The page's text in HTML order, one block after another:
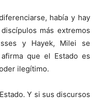
había y hay
más extremos
y Hayek, Milei se
que el Estado es
ilegítimo.
Y si sus discursos